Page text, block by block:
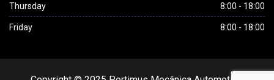
Thursday 8:00 - 18:00
Friday 8:00 - 18:00